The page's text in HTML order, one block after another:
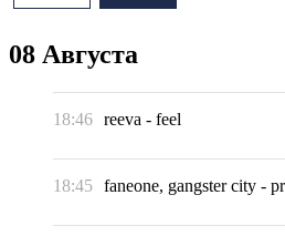
08 Августа
18:46 reeva - feel
18:45 faneone, gangster city -